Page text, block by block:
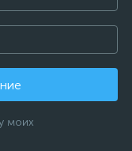
моих